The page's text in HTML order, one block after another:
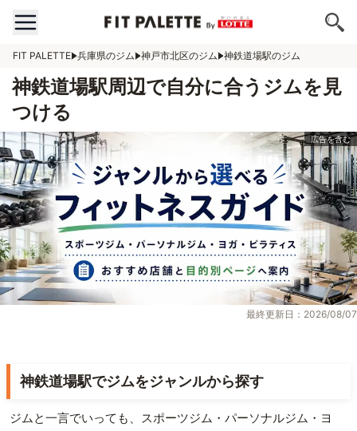
FIT PALETTE 兵庫県のジム 神戸市北区のジム 神鉄道場駅のジム
神鉄道場駅周辺で自分に合うジムを見
つける
最終更新日：2026/08/07
神鉄道場駅でジムをジャンルから探す
ジムと一言でいっても、スポーツジム・パーソナルジム・ヨ